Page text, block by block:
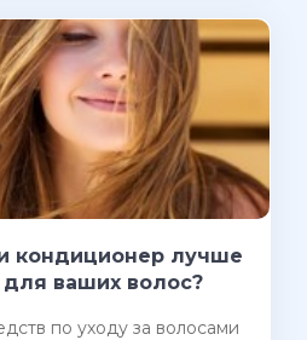
кондиционер лучше
ваших волос?
по уходу за волосами